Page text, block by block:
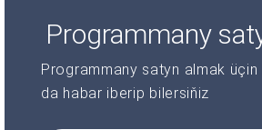
Programmany
Programmany satyn almak
da habar iberip bilersiňiz